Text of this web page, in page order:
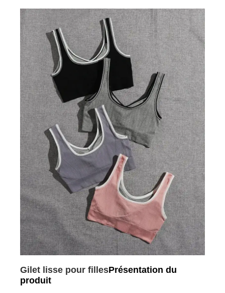
Gilet lisse pour fillesPrésentation du
produit